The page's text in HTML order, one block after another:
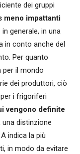
dei gruppi
meno impattanti
generale, in una
in conto anche del
Per quanto
per il mondo
dei produttori, ciò
i frigoriferi
vengono definite
una distinzione
indica la più
in modo da evitare